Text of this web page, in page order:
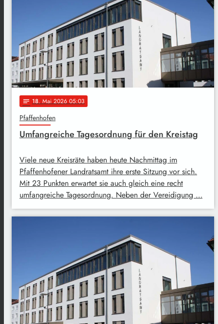
notes 18. Mai 2026 05:03
Pfaffenhofen
Umfangreiche Tagesordnung für den Kreistag
Viele neue Kreisräte haben heute Nachmittag im
Pfaffenhofener Landratsamt ihre erste Sitzung vor sich.
Mit 23 Punkten erwartet sie auch gleich eine recht
umfangreiche Tagesordnung. Neben der Vereidigung …